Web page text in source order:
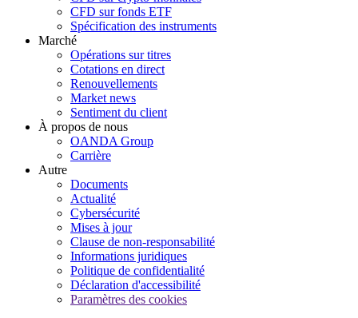
CFD sur fonds ETF
Spécification des instruments
Marché
Opérations sur titres
Cotations en direct
Renouvellements
Market news
Sentiment du client
À propos de nous
OANDA Group
Carrière
Autre
Documents
Actualité
Cybersécurité
Mises à jour
Clause de non-responsabilité
Informations juridiques
Politique de confidentialité
Déclaration d'accessibilité
Paramètres des cookies